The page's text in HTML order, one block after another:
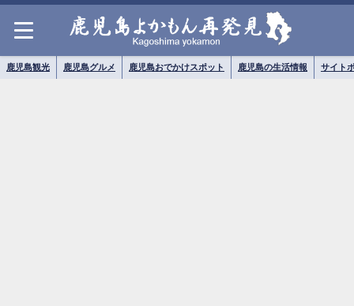
鹿児島観光 鹿児島グルメ 鹿児島おでかけスポット 鹿児島の生活情報 サイト